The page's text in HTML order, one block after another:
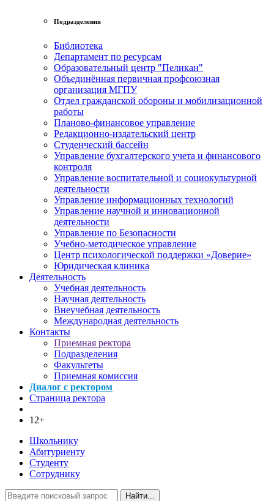
Подразделения
Библиотека
Департамент по ресурсам
Образовательный центр "Пеликан"
Объединённая первичная профсоюзная
организация МГПУ
Отдел гражданской обороны и мобилизационной
работы
Планово-финансовое управление
Редакционно-издательский центр
Студенческий бассейн
Управление бухгалтерского учета и финансового
контроля
Управление воспитательной и социокультурной
деятельности
Управление информационных технологий
Управление научной и инновационной
деятельности
Управление по Безопасности
Учебно-методическое управление
Центр психологической поддержки «Доверие»
Юридическая клиника
Деятельность
Учебная деятельность
Научная деятельность
Внеучебная деятельность
Международная деятельность
Контакты
Приемная ректора
Подразделения
Факультеты
Приемная комиссия
Диалог с ректором
Страница ректора
12+
Школьнику
Абитуриенту
Студенту
Сотруднику
Найти...